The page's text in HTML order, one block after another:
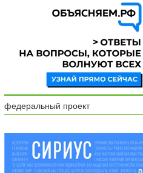
федеральный проект